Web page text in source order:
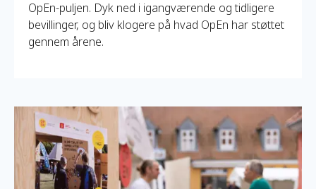
OpEn-puljen. Dyk ned i igangværende og tidligere
bevillinger, og bliv klogere på hvad OpEn har støttet
gennem årene.
Læs mere om Holdet bag OpEn